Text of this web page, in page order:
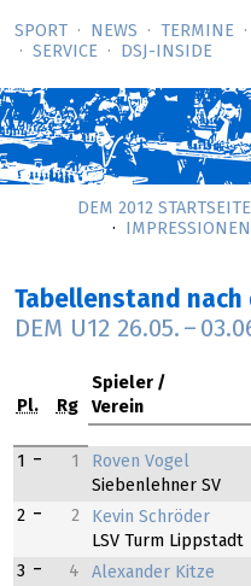
SPORT NEWS TERMINE
SERVICE
DSJ-­INSIDE
DEM 2012 STARTSEITE
IMPRESSIONEN
Tabellenstand nach
DEM U12 26.05. –
Pl. Rg
Spieler
Verein
1 1
Roven Vogel
Siebenlehner SV
2 2
Kevin Schröder
LSV Turm Lippstadt
3 4
Alexander Kitze